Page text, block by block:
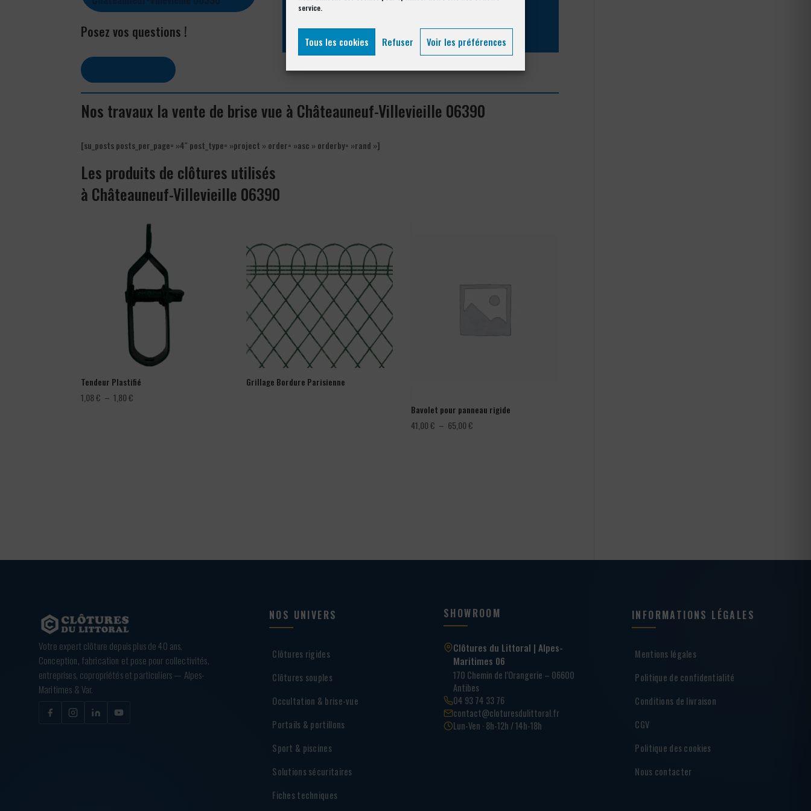
service.
Tous les cookies Refuser Voir les préférences
Posez vos questions !
Nos travaux la vente de brise vue à Châteauneuf-Villevieille 06390
[su_posts posts_per_page= »4″ post_type= »project » order= »asc » orderby= »rand »]
Les produits de clôtures utilisés
à Châteauneuf-Villevieille 06390
Tendeur Plastifié
1,08€ – 1,80€
Grillage Bordure Parisienne
Bavolet pour panneau rigide
41,00€ – 65,00€
Votre expert clôture depuis plus de 40 ans.
Conception, fabrication et pose pour collectivités,
entreprises, copropriétés et particuliers — Alpes-
Maritimes & Var.
NOS UNIVERS
Clôtures rigides
Clôtures souples
Occultation & brise-vue
Portails & portillons
Sport & piscines
Solutions sécuritaires
Fiches techniques
SHOWROOM
Clôtures du Littoral | Alpes-
Maritimes 06
170 Chemin de l’Orangerie – 06600
Antibes
04 93 74 33 76
contact@cloturesdulittoral.fr
Lun-Ven · 8h-12h / 14h-18h
INFORMATIONS LÉGALES
Mentions légales
Politique de confidentialité
Conditions de livraison
CGV
Politique des cookies
Nous contacter